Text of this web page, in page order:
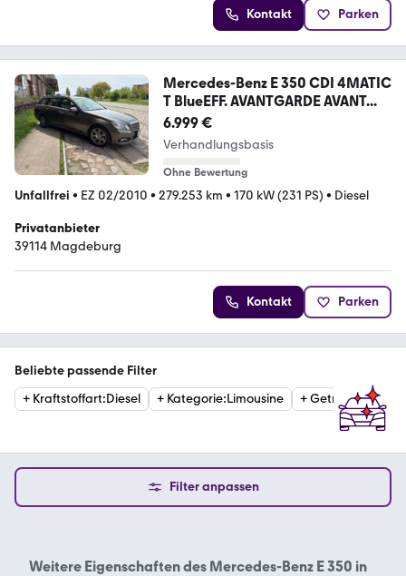
Kontakt Parken
Mercedes-Benz E 350 CDI 4MATIC
T BlueEFF. AVANTGARDE AVANT...
6.999 €
Verhandlungsbasis
Ohne Bewertung
Unfallfrei • EZ 02/2010 • 279.253 km • 170 kW (231 PS) • Diesel
Privatanbieter
39114 Magdeburg
Kontakt Parken
Beliebte passende Filter
+ Kraftstoffart:Diesel + Kategorie:Limousine +Getriebe:
Filter anpassen
Weitere Eigenschaften des Mercedes-Benz E 350 in